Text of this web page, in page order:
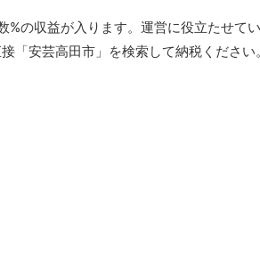
の収益が入ります。運営に役立たせて
「安芸高田市」を検索して納税くださ